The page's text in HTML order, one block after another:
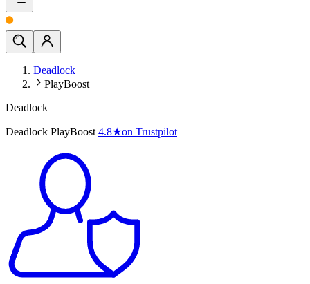
Deadlock
PlayBoost
Deadlock
Deadlock PlayBoost 4.8★on Trustpilot